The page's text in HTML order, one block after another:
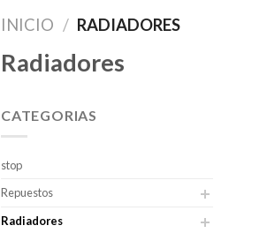
INICIO / RADIADORES
Radiadores
CATEGORIAS
stop
Repuestos
Radiadores